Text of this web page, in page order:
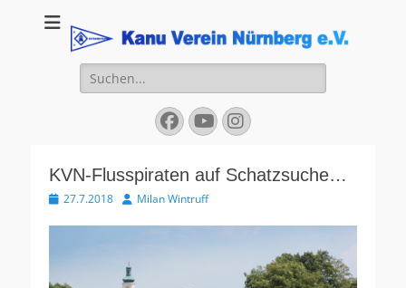
Kanu Verein
Nuernberg
Suchen
nach:
Facebook
YouTube
Instagram
KVN-Flusspiraten auf Schatzsuche…
Veröffentlicht
27.7.2018 AutorMilan Wintruff